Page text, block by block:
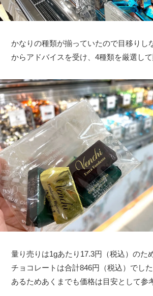
かなりの種類が揃っていたので目移りし
からアドバイスを受け、4種類を厳選して
量り売りは1gあたり17.3円（税込）のた
チョコレートは合計846円（税込）でし
あるためあくまでも価格は目安として参